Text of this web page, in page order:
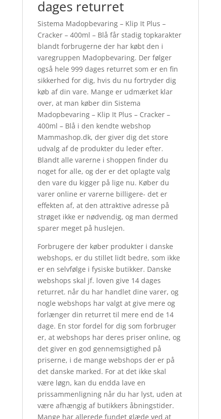
dages returret
Sistema Madopbevaring – Klip It Plus –
Cracker – 400ml – Blå får stadig topkarakter
blandt forbrugerne der har købt den i
varegruppen Madopbevaring. Der følger
også hele 999 dages returret som er en fin
sikkerhed for dig, hvis du nu fortryder dig
køb af din vare. Mange er udmærket klar
over, at man køber din Sistema
Madopbevaring – Klip It Plus – Cracker –
400ml – Blå i den kendte webshop
Mammashop.dk, der giver dig det store
udvalg af de produkter du leder efter.
Blandt alle varerne i shoppen finder du
noget for alle, og der er det oplagte valg
den vare du kigger på lige nu. Køber du
varer online er varerne billigere- det er
effekten af, at den attraktive adresse på
strøget ikke er nødvendig, og man dermed
sparer meget på huslejen.
Forbrugere der køber produkter i danske
webshops, er du stillet lidt bedre, som ikke
er en selvfølge i fysiske butikker. Danske
webshops skal jf. loven give 14 dages
returret. når du har handlet dine varer, og
nogle webshops har valgt at give mere og
forlænger din returret til mere end de 14
dage. En stor fordel for dig som forbruger
er, at webshops har deres priser online, og
det giver en god gennemsigtighed på
priserne, i de mange webshops der er på
det danske marked. For at det ikke skal
være løgn, kan du endda lave en
prissammenligning når du har lyst, uden at
være afhængig af butikkers åbningstider.
Mange har allerede fundet glæde ved at